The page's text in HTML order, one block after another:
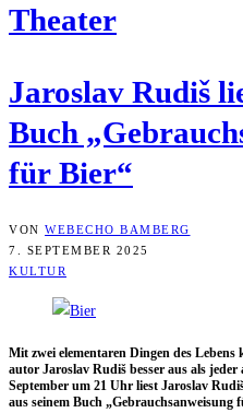
Theater
Jaros­lav Rudiš
Buch
für Bier“
VON WEBECHO BAMBERG
7. SEPTEMBER 2025
KULTUR
Mit zwei ele­men­ta­ren Din­gen des
au­tor Jaros­lav Rudiš bes­ser aus als
Sep­tem­ber um 21 Uhr liest Jaros­lav
aus sei­nem Buch „Gebrauchs­an­wei­sung